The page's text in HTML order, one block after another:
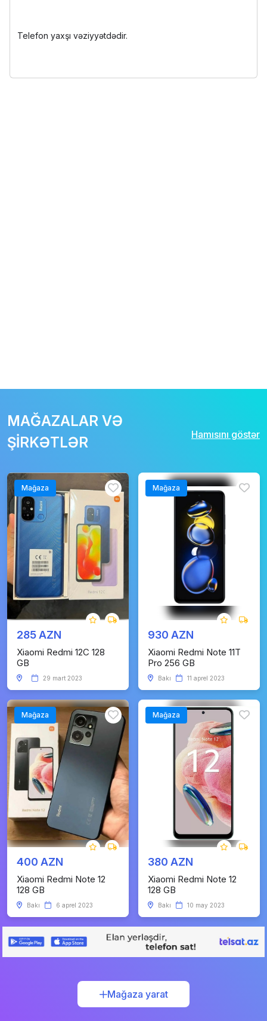
Telefon yaxşı vəziyyətdədir.
MAĞAZALAR VƏ
ŞİRKƏTLƏR
Hamısını göstər
Mağaza
285 AZN
Xiaomi Redmi 12C 128
GB
29 mart 2023
Mağaza
930 AZN
Xiaomi Redmi Note 11T
Pro 256 GB
Bakı 11 aprel 2023
Mağaza
400 AZN
Xiaomi Redmi Note 12
128 GB
Bakı 6 aprel 2023
Mağaza
380 AZN
Xiaomi Redmi Note 12
128 GB
Bakı 10 may 2023
Mağaza yarat